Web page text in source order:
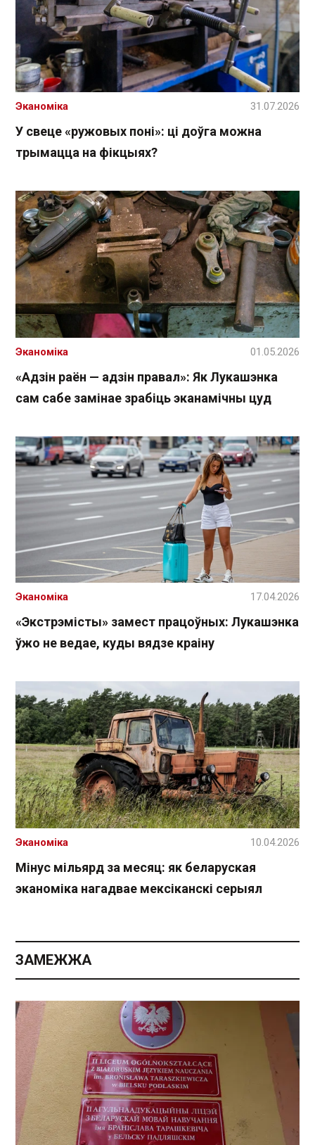
У свеце «ружовых поні»: ці доўга можна
трымацца на фікцыях?
Эканоміка 31.07.2026
«Адзін раён — адзін правал»: Як Лукашэнка
сам сабе замінае зрабіць эканамічны цуд
Эканоміка 01.05.2026
«Экстрэмісты» замест працоўных: Лукашэнка
ўжо не ведае, куды вядзе краіну
Эканоміка 17.04.2026
Мінус мільярд за месяц: як беларуская
эканоміка нагадвае мексіканскі серыял
Эканоміка 10.04.2026
ЗАМЕЖЖА